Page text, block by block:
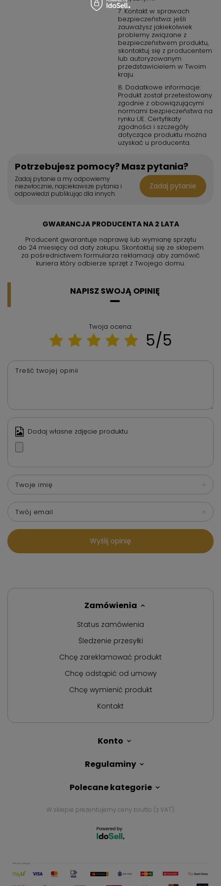
7. Kontakt w sprawach
bezpieczeństwa: jeśli
zauważysz jakiekolwiek
problemy związane z
bezpieczeństwem produktu,
skontaktuj się z producentem
lub autoryzowanym
przedstawicielem w Twoim
kraju.
8. Dodatkowe informacje:
Produkt został przetestowany
zgodnie z obowiązującymi
normami bezpieczeństwa na
rynku UE. Certyfikaty
zgodności i szczegóły
dotyczące produktu można
uzyskać u producenta.
Potrzebujesz pomocy? Masz pytania?
Zadaj pytanie a my odpowiemy
niezwłocznie, najciekawsze pytania i
odpowiedzi publikując dla innych.
Zadaj pytanie
GWARANCJA PRODUCENTA NA 2 LATA
Producent gwarantuje naprawę lub wymianę sprzętu
do 24 miesięcy od daty zakupu. Skontaktuj się ze sklepem
za pośrednictwem formularza reklamacji aby zamówić
kuriera który odbierze sprzęt z Twojego domu.
NAPISZ SWOJĄ OPINIĘ
Twoja ocena:
5/5
Treść twojej opinii
Dodaj własne zdjęcie produktu:
Twoje imię
Twój email
Wyślij opinię
Zamówienia
Status zamówienia
Śledzenie przesyłki
Chcę zareklamować produkt
Chcę odstąpić od umowy
Chcę wymienić produkt
Kontakt
Konto
Regulaminy
Polecane kategorie
W sklepie prezentujemy ceny brutto (z VAT).